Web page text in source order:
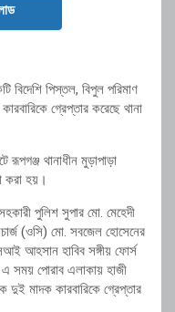
বিদেশি পিস্তল, বিপুল পরিমাণ
গ্রেপ্তার করেছে থানা
রূপগঞ্জ থানাধীন মুড়াপাড়া
করা হয়।
পুলিশ সুপার মো. মেহেদী
(ওসি) মো. সবজেল হোসেনের
আহসান হাবিব সঙ্গীয় ফোর্স
এ সময় পোরাব এলাকায় হাজী
দুই মাদক কারবারিকে গ্রেপ্তার